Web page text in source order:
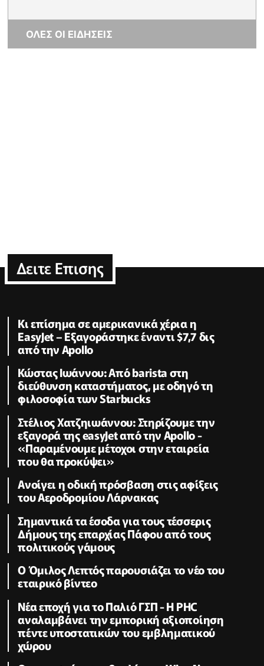
ΟΛΕΣ ΟΙ ΕΙΔΗΣΕΙΣ
Δειτε Επισης
Κι επίσημα σε αμερικανικά χέρια η
EasyJet – Εξαγοράστηκε έναντι $7,7 δις
από την Apollo
Κώστας Ιωάννου: Από barista στη
διεύθυνση καταστήματος, με οδηγό τη
φιλοσοφία των Starbucks
Στέλιος Χατζηιωάννου: Στηρίζουμε την
εξαγορά της easyJet από την Apollo -
«Παραμένουμε μέτοχοι στην εταιρεία
που θα προκύψει»
Ανοίγει η οδική πρόσβαση στις αφίξεις
του Αεροδρομίου Λάρνακας
Σημαντικά τα έσοδα για τους τέσσερις
Δήμους της επαρχίας Πάφου από τους
πολιτικούς γάμους
Ο Όμιλος Λεπτός παρουσιάζει το νέο του
εταιρικό βίντεο
Νέα εποχή για το Παλιό ΓΣΠ - Η PHC
αναλαμβάνει την εμπορική αξιοποίηση
πέντε υποστατικών του εμβληματικού
χώρου